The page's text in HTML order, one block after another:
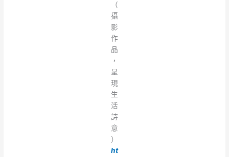
（
攝
影
作
品
，
呈
現
生
活
詩
意
）
ht